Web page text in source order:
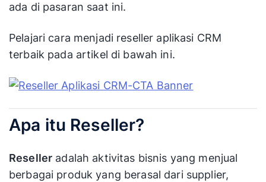
ada di pasaran saat ini.
Pelajari cara menjadi reseller aplikasi CRM
terbaik pada artikel di bawah ini.
Apa itu Reseller?
Reseller adalah aktivitas bisnis yang menjual
berbagai produk yang berasal dari supplier,